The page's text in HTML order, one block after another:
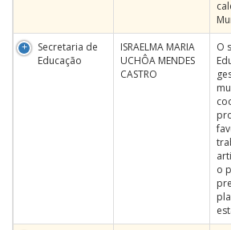
Secretaria de
Educação
ISRAELMA MARIA
UCHÔA MENDES
CASTRO
O
o